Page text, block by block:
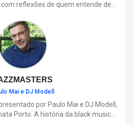
reflexões de quem entende de
Mai e DJ Modell
por Paulo Mai e DJ Modell,
Porto. A história da black music